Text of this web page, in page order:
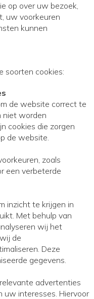
op over uw bezoek,
uw voorkeuren
kunnen
soorten cookies:
de website correct te
niet worden
cookies die zorgen
de website.
zoals
een verbeterde
inzicht te krijgen in
Met behulp van
wij het
de
Deze
gegevens.
advertenties
uw interesses. Hiervoor